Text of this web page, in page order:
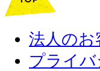
法人のお
プライ